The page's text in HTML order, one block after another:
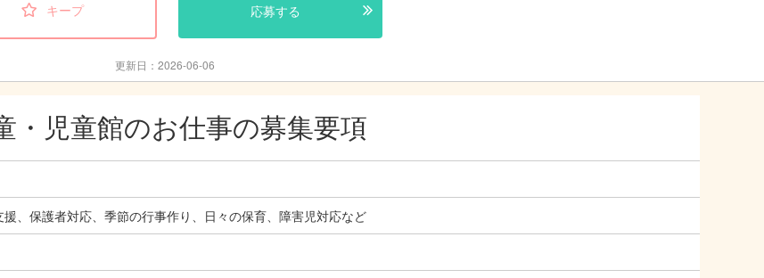
キープ 応募する
更新日：2026-06-06
・児童館のお仕事の募集要項
、保護者対応、季節の行事作り、日々の保育、障害児対応など